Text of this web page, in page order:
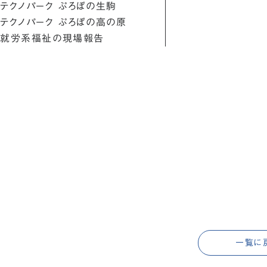
テクノパーク ぷろぼの生駒
テクノパーク ぷろぼの高の原
就労系福祉の現場報告
一覧に